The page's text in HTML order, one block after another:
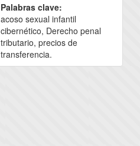
Palabras clave:
acoso sexual infantil
cibernético, Derecho penal
tributario, precios de
transferencia.